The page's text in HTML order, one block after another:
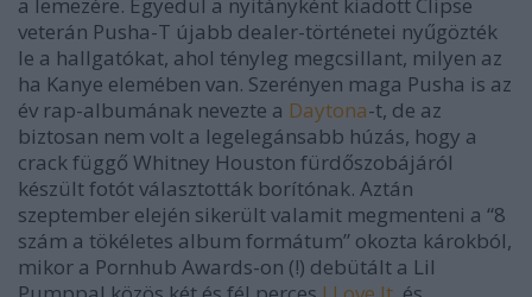
a lemezére. Egyedül a nyitányként kiadott Clipse
veterán Pusha-T újabb dealer-történetei nyűgözték
le a hallgatókat, ahol tényleg megcsillant, milyen az
ha Kanye elemében van. Szerényen maga Pusha is az
év rap-albumának nevezte a Daytona-t, de az
biztosan nem volt a legelegánsabb húzás, hogy a
crack függő Whitney Houston fürdőszobájáról
készült fotót választották borítónak. Aztán
szeptember elején sikerült valamit megmenteni a “8
szám a tökéletes album formátum” okozta károkból,
mikor a Pornhub Awards-on (!) debütált a Lil